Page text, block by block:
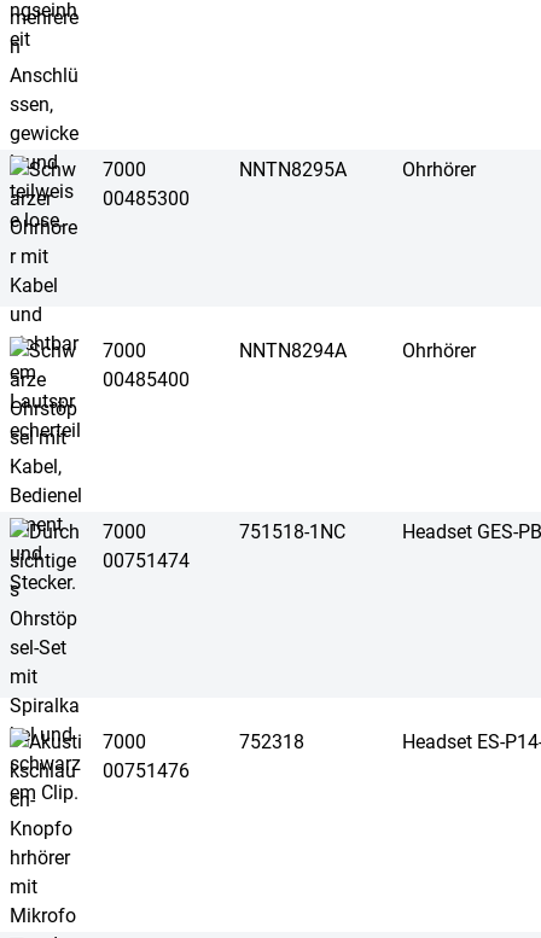
7000
00485300
NNTN8295A Ohrhörer
7000
00485400
NNTN8294A Ohrhörer
7000
00751474
751518-1NC Headset GES-
7000
00751476
752318 Headset ES-